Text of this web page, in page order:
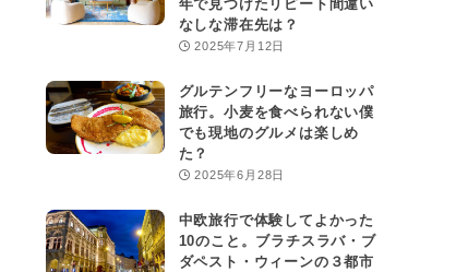
年で見つけたリピート間違い
なしな滞在先は？
2025年7月12日
グルテンフリーなヨーロッパ
旅行。小麦を食べられない僕
でも現地のグルメは楽しめ
た？
2025年6月28日
中欧旅行で体験してよかった
10のこと。ブラチスラバ・ブ
ダペスト・ウィーンの３都市